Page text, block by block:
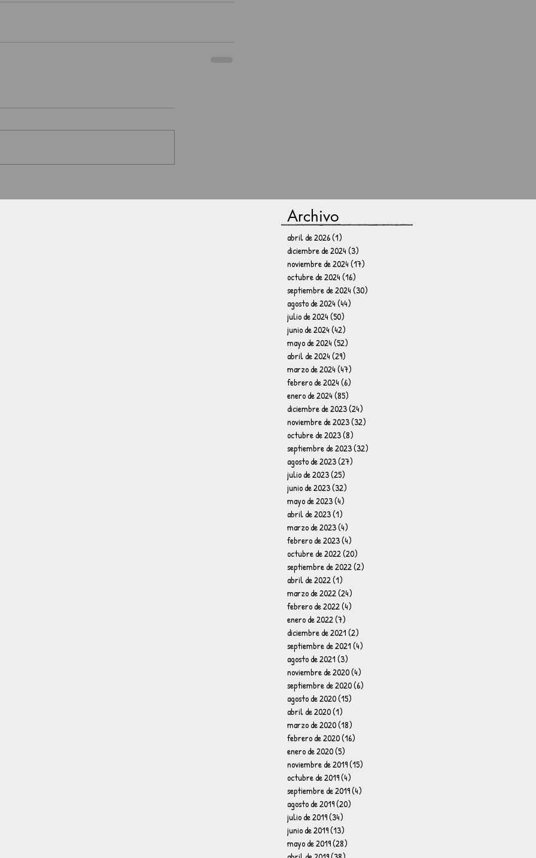
Archivo
abril de 2026(1)
diciembre de 2024(3)
noviembre de 2024(17)
octubre de 2024(16)
septiembre de 2024(30)
agosto de 2024(44)
julio de 2024(50)
junio de 2024(42)
mayo de 2024(52)
abril de 2024(29)
marzo de 2024(47)
febrero de 2024(6)
enero de 2024(85)
diciembre de 2023(24)
noviembre de 2023(32)
octubre de 2023(8)
septiembre de 2023(32)
agosto de 2023(27)
julio de 2023(25)
junio de 2023(32)
mayo de 2023(4)
abril de 2023(1)
marzo de 2023(4)
febrero de 2023(4)
octubre de 2022(20)
septiembre de 2022(2)
abril de 2022(1)
marzo de 2022(24)
febrero de 2022(4)
enero de 2022(7)
diciembre de 2021(2)
septiembre de 2021(4)
agosto de 2021(3)
noviembre de 2020(4)
septiembre de 2020(6)
agosto de 2020(15)
abril de 2020(1)
marzo de 2020(18)
febrero de 2020(16)
enero de 2020(5)
noviembre de 2019(15)
octubre de 2019(4)
septiembre de 2019(4)
agosto de 2019(20)
julio de 2019(34)
junio de 2019(13)
mayo de 2019(28)